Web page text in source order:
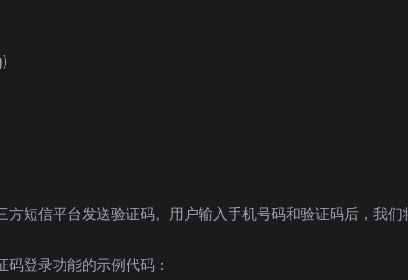
短信平台发送验证码。用户输入手机号码和验证码后，我们
登录功能的示例代码：